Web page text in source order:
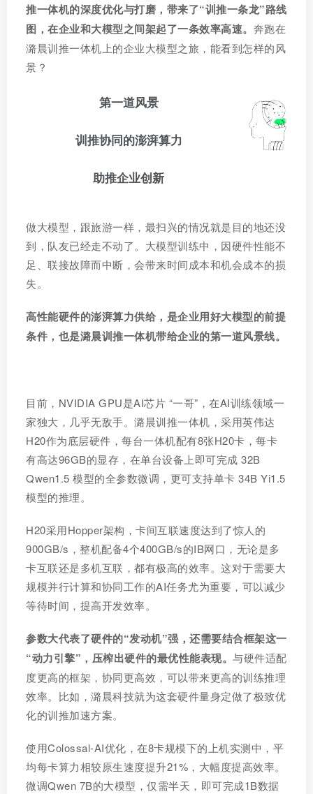
推一体机的深度优化与打磨，带来了“训推一条龙”路线
图，在企业和大模型之间架起了一条效率高速。 奔跑在
潞晨训推一体机上的企业大模型之旅，能看到怎样的风
景？
第一道风景
训推协同的澎湃算力
助推企业创新
做大模型，跟旅游一样，最扫兴的情况就是目的地还没
到，队友已经走不动了。大模型训练中，因硬件性能不
足、联接故障而中断，会带来时间成本和机会成本的损
失。
高性能硬件的澎湃算力供给，是企业用好大模型的前提
条件，也是潞晨训推一体机带给企业的第一道风景线。
目前，NVIDIA GPU是AI芯片 “一哥”，在AI训练领域一
家独大，几乎无敌手。潞晨训推一体机，采用英伟达
H20作为底层硬件，每台一体机配有8张H20卡，每卡
有高达96GB的显存，在单台设备上即可完成 32B
Qwen1.5 模型的全参数微调，更可支持单卡 34B Yi1.5
模型的推理。
H20采用Hopper架构，卡间互联速度达到了惊人的
900GB/s，整机配备4个400GB/s的IB网口，无论是多
卡互联还是多机互联，都有极高的效率。这对于需要大
规模并行计算和协同工作的AI任务尤为重要，可以减少
等待时间，提高开发效率。
参数大代表了硬件的“发动机”强，还需要结合框架这一
“动力引擎”，压榨出硬件的最优性能表现。 与硬件适配
度更高的框架，协同更高效，可以带来更高的训练推理
效率。比如，潞晨科技就为这套硬件量身定做了极致优
化的训推加速方案。
使用Colossal-AI优化，在8卡规模下的上机实测中，平
均每卡算力相较原生速度提升21%，大幅度提高效率。
微调Qwen 7B的大模型，仅需半天，即可完成1B数据